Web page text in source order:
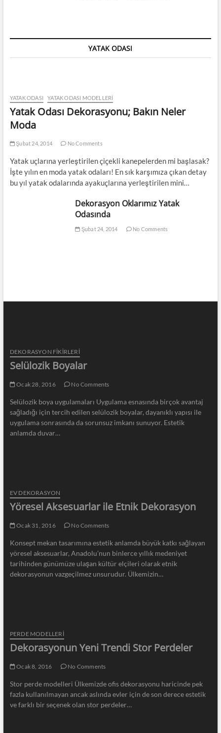
YATAK ODASI
YATAK ODASI YATAK ODASI MODELLERI
Yatak Odası Dekorasyonu; Bakın Neler
Moda
Şubat 24, 2014 No Comments
Yatak uçlarına yerleştirilen çiçekli kanepelerden mi başlasak?
İşte yılın en moda yatak odaları! En sık karşımıza çıkan detay
bu yıl yatak odalarında ayakuçlarına yerleştirilen mini…
Dekorasyon Oklarımız Yatak
Odasında
Şubat 24, 2014 No Comments
DEKORASYON FİKİRLERİ
Selülozik Boyalar
Ocak 28, 2016 No Comments
Selülozik boya uygulamaları Uygulama esnasında birçok avantaj
sağladığı için tercih edilen selülozik boyalar, dayanıklı yapısı ile
uygulama sonrasında da sorunsuz imkanı sunuyor. Estetik
anlamda duvar…
EV DEKORASYON
Yöresel Aksesuarlar ile Etnik Dekorasyon
Ocak 31, 2016 No Comments
Konsept mekan tasarımına estetik anlamda büyük katkı sağlayan
yöresel aksesuarlar, Anadolu’nun binlerce yıllık medeniyet
tarihinden günümüze ulaşan kültür elçileri olarak etnik
dekorasyonun vazgeçilmez unsurudur. Ülkemizin…
PERDE MODELLERI
Dekorasyonun Yeni Trendi Stor Perdeler
Ocak 8, 2016 No Comments
Stor perde modelleri Ülkemizde ofis dekorasyonu haricinde pek
fazla kullanılmayan ancak aslında evler için de son derece estetik
ve farklı bir seçenek olan stor perdeler…